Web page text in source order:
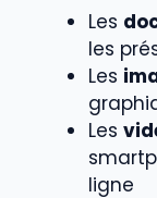
Les
les
Les
Les
ligne